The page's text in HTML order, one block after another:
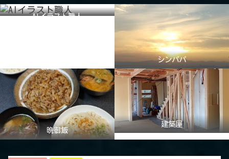
AIイラスト職人
シンパパ
晩御飯
建築屋